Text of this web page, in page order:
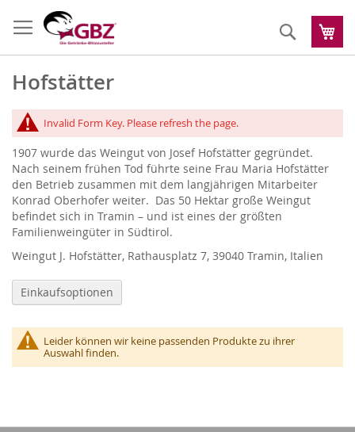
Inhalt
springen
Suche
Hofstätter
Invalid Form Key. Please refresh the page.
1907 wurde das Weingut von Josef Hofstätter gegründet.
Nach seinem frühen Tod führte seine Frau Maria Hofstätter
den Betrieb zusammen mit dem langjährigen Mitarbeiter
Konrad Oberhofer weiter. Das 50 Hektar große Weingut
befindet sich in Tramin – und ist eines der größten
Familienweingüter in Südtirol.
Weingut J. Hofstätter, Rathausplatz 7, 39040 Tramin, Italien
Leider können wir keine passenden Produkte zu ihrer
Auswahl finden.
Einkaufsoptionen